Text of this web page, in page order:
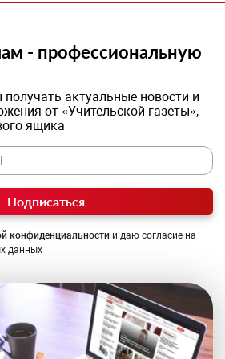
- профессиональную
актуальные новости и
от «Учительской газеты»,
ящика
Подписаться
конфиденциальности и даю согласие на
данных